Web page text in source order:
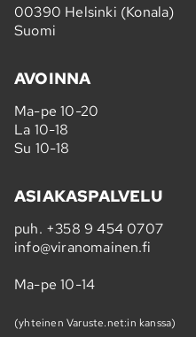
00390 Helsinki (Konala)
Suomi
AVOINNA
Ma-pe 10-20
La 10-18
Su 10-18
ASIAKASPALVELU
puh. +358 9 454 0707
info@viranomainen.fi
Ma-pe 10-14
(yhteinen Varuste.net:in kanssa)